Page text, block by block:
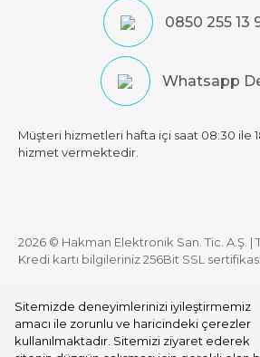
Sitemizde deneyimlerinizi iyileştirmemiz
amacı ile zorunlu ve haricindeki çerezler
kullanılmaktadır. Sitemizi ziyaret ederek
0850 255 13
Whatsapp
Müşteri hizmetleri hafta içi saat 08:30 ile
hizmet vermektedir.
2026 © Hakman Elektronik San. Tic. A.Ş. |
Kredi kartı bilgileriniz 256Bit SSL